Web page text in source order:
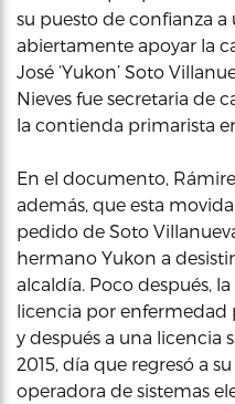
su puesto de confianza
abiertamente apoyar la
José ‘Yukon’ Soto
Nieves fue secretaria de
la contienda primarista
En el documento,
además, que esta
pedido de Soto
hermano Yukon a
alcaldía. Poco después,
licencia por enfermedad
y después a una licencia
2015, día que regresó a
operadora de sistemas